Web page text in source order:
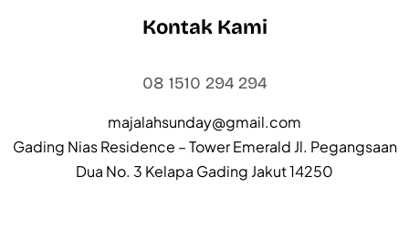
Kontak Kami
08 1510 294 294
majalahsunday@gmail.com
Gading Nias Residence – Tower Emerald Jl. Pegangsaan
Dua No. 3 Kelapa Gading Jakut 14250